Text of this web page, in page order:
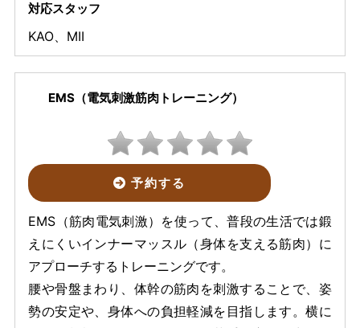
対応スタッフ
KAO、 MII
EMS（電気刺激筋肉トレーニング）
予約する
EMS（筋肉電気刺激）を使って、普段の生活では鍛
えにくいインナーマッスル（身体を支える筋肉）に
アプローチするトレーニングです。
腰や骨盤まわり、体幹の筋肉を刺激することで、姿
勢の安定や、身体への負担軽減を目指します。横に